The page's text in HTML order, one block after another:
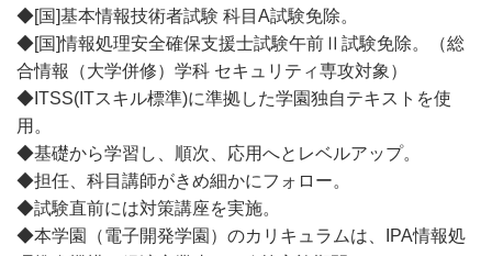
◆[国]基本情報技術者試験 科目A試験免除。
◆[国]情報処理安全確保支援士試験午前Ⅱ試験免除。（総
合情報（大学併修）学科 セキュリティ専攻対象）
◆ITSS(ITスキル標準)に準拠した学園独自テキストを使
用。
◆基礎から学習し、順次、応用へとレベルアップ。
◆担任、科目講師がきめ細かにフォロー。
◆試験直前には対策講座を実施。
◆本学園（電子開発学園）のカリキュラムは、IPA情報処